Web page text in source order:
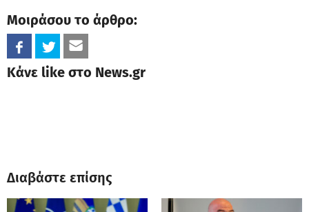
Μοιράσου το άρθρο:
Κάνε like στο News.gr
Διαβάστε επίσης